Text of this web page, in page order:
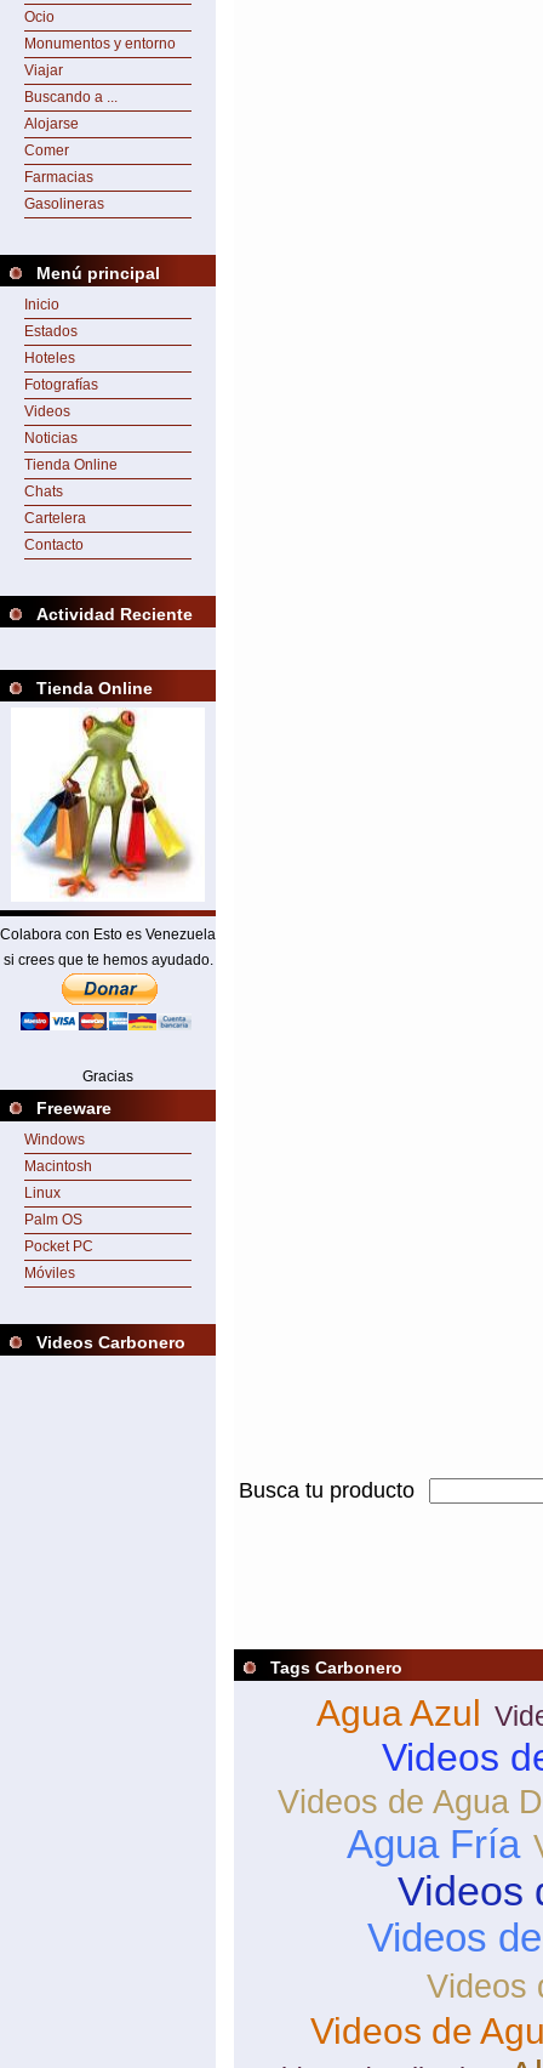
Ocio
Monumentos y entorno
Viajar
Buscando a ...
Alojarse
Comer
Farmacias
Gasolineras
Menú principal
Inicio
Estados
Hoteles
Fotografías
Videos
Noticias
Tienda Online
Chats
Cartelera
Contacto
Actividad Reciente
Tienda Online
Colabora con Esto es Venezuela
si crees que te hemos ayudado.
Gracias
Freeware
Windows
Macintosh
Linux
Palm OS
Pocket PC
Móviles
Videos Carbonero
Busca tu producto
Tags Carbonero
Agua Azul
Videos
Videos de Agua
Agua Fría
Videos
Videos
Videos
Videos de